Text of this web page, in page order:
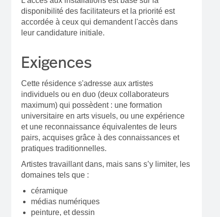
disponibilité des facilitateurs et la priorité est
accordée à ceux qui demandent l'accès dans
leur candidature initiale.
Exigences
Cette résidence s'adresse aux artistes
individuels ou en duo (deux collaborateurs
maximum) qui possèdent : une formation
universitaire en arts visuels, ou une expérience
et une reconnaissance équivalentes de leurs
pairs, acquises grâce à des connaissances et
pratiques traditionnelles.
Artistes travaillant dans, mais sans s’y limiter, les
domaines tels que :
céramique
médias numériques
peinture, et dessin